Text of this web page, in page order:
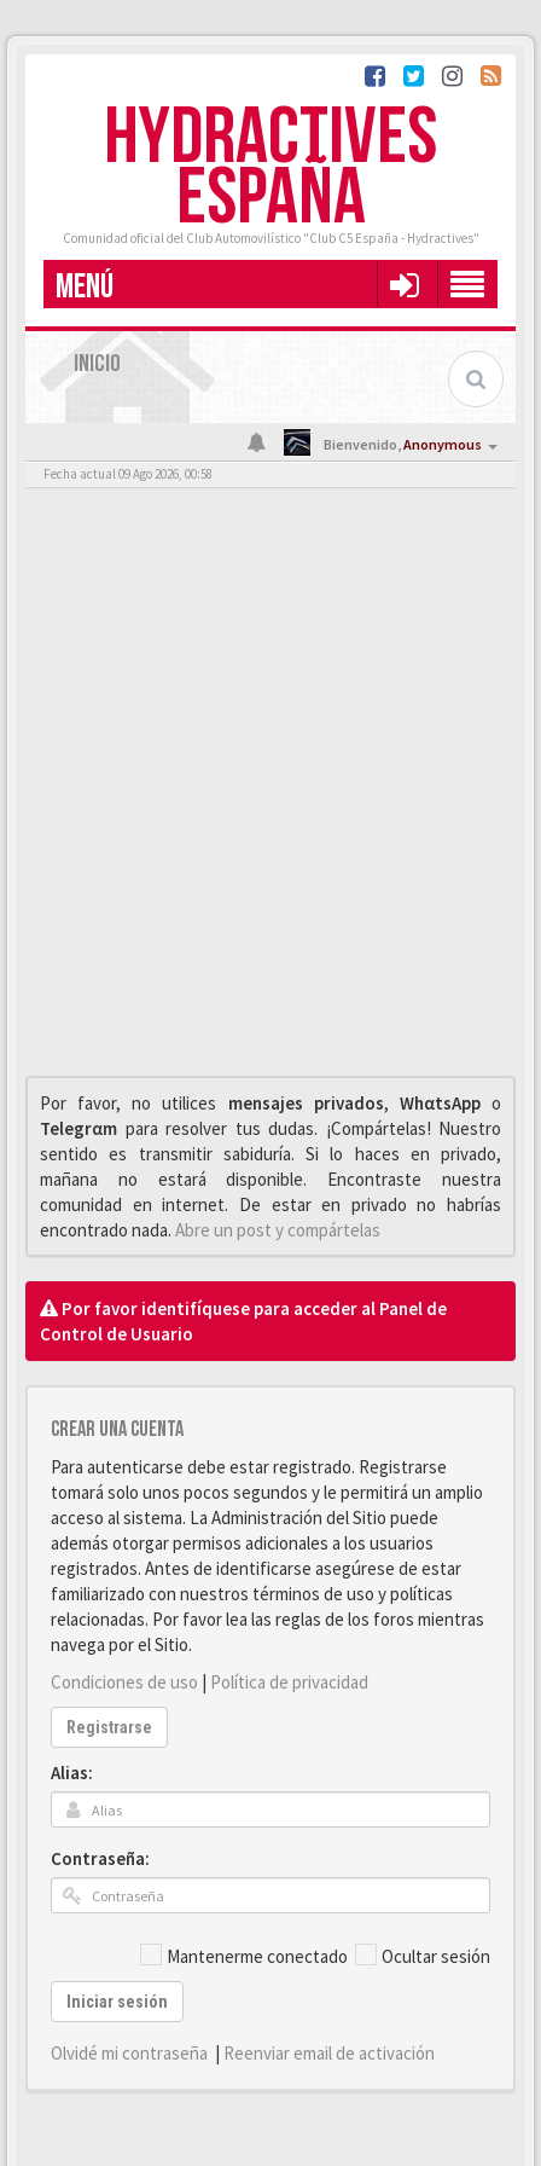
HYDRACTIVES
ESPAÑA
Comunidad oficial del Club Automovilístico "Club C5 España - Hydractives"
MENÚ
INICIO
Bienvenido,Anonymous
Fecha actual 09 Ago 2026, 00:58
Por favor, no utilices mensajes privados, WhαtsAppo
Telegrαm para resolver tus dudas. ¡Compártelas! Nuestro
sentido es transmitir sabiduría. Si lo haces en privado,
mañana no estará disponible. Encontraste nuestra
comunidad en internet. De estar en privado no habrías
encontrado nada. Abre un post y compártelas
Por favor identifíquese para acceder al Panel de
Control de Usuario
Crear una cuenta
Para autenticarse debe estar registrado. Registrarse
tomará solo unos pocos segundos y le permitirá un amplio
acceso al sistema. La Administración del Sitio puede
además otorgar permisos adicionales a los usuarios
registrados. Antes de identificarse asegúrese de estar
familiarizado con nuestros términos de uso y políticas
relacionadas. Por favor lea las reglas de los foros mientras
navega por el Sitio.
Condiciones de uso | Política de privacidad
Registrarse
Alias:
Contraseña:
Mantenerme conectado Ocultar sesión
Iniciar sesión
Olvidé mi contraseña | Reenviar email de activación